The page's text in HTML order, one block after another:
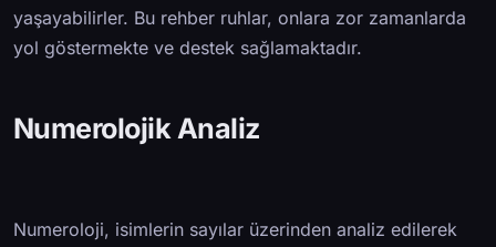
yaşayabilirler. Bu rehber ruhlar, onlara zor zamanlarda
yol göstermekte ve destek sağlamaktadır.
Numerolojik Analiz
Numeroloji, isimlerin sayılar üzerinden analiz edilerek